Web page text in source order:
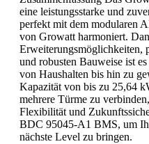
eine leistungsstarke und
perfekt mit dem modularen
von Growatt harmoniert.
Erweiterungsmöglichkeiten,
und robusten Bauweise ist
von Haushalten bis hin zu
Kapazität von bis zu 25,64
mehrere Türme zu
Flexibilität und
BDC 95045-A1 BMS, um
nächste Level zu bringen.